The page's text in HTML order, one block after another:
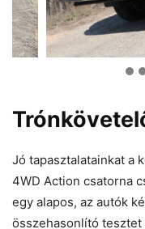
Jó tapasztalatainkat a
4WD Action csatorna
egy alapos, az autók
összehasonlító tesztet